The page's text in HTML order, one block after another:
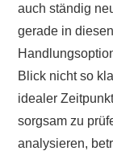
auch ständig
gerade in
Blick nicht so
idealer
sorgsam zu
analysieren,